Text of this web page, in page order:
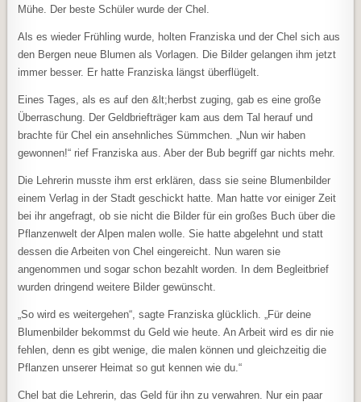
Mühe. Der beste Schüler wurde der Chel.
Als es wieder Frühling wurde, holten Franziska und der Chel sich aus
den Bergen neue Blumen als Vorlagen. Die Bilder gelangen ihm jetzt
immer besser. Er hatte Franziska längst überflügelt.
Eines Tages, als es auf den &lt;herbst zuging, gab es eine große
Überraschung. Der Geldbriefträger kam aus dem Tal herauf und
brachte für Chel ein ansehnliches Sümmchen. „Nun wir haben
gewonnen!“ rief Franziska aus. Aber der Bub begriff gar nichts mehr.
Die Lehrerin musste ihm erst erklären, dass sie seine Blumenbilder
einem Verlag in der Stadt geschickt hatte. Man hatte vor einiger Zeit
bei ihr angefragt, ob sie nicht die Bilder für ein großes Buch über die
Pflanzenwelt der Alpen malen wolle. Sie hatte abgelehnt und statt
dessen die Arbeiten von Chel eingereicht. Nun waren sie
angenommen und sogar schon bezahlt worden. In dem Begleitbrief
wurden dringend weitere Bilder gewünscht.
„So wird es weitergehen“, sagte Franziska glücklich. „Für deine
Blumenbilder bekommst du Geld wie heute. An Arbeit wird es dir nie
fehlen, denn es gibt wenige, die malen können und gleichzeitig die
Pflanzen unserer Heimat so gut kennen wie du.“
Chel bat die Lehrerin, das Geld für ihn zu verwahren. Nur ein paar